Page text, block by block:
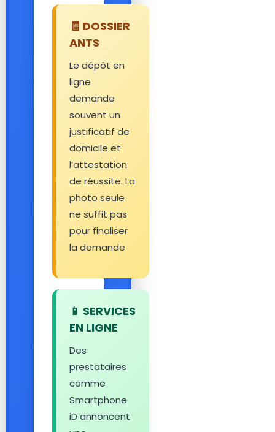
🧾 DOSSIER
ANTS
Le dépôt en
ligne
demande
souvent un
justificatif de
domicile et
l’attestation
de réussite. La
photo seule
ne suffit pas
pour finaliser
la demande
📱 SERVICES
EN LIGNE
Des
prestataires
comme
Smartphone
iD annoncent